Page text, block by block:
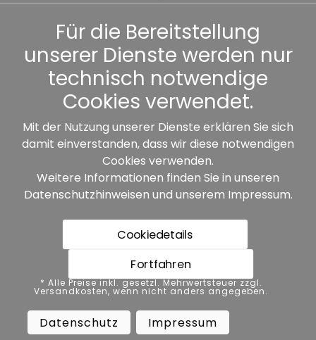
Kennwort vergessen
Sonstiges
Unsere Partner:
* Alle Preise inkl. gesetzl. Mehrwertsteuer zzgl.
Versandkosten, wenn nicht anders angegeben.
Datenschutz Impressum
Für die Bereitstellung
unserer Dienste werden nur
technisch notwendige
Cookies verwendet.
Mit der Nutzung unserer Dienste erklären Sie sich
damit einverstanden, dass wir diese notwendigen
Cookies verwenden.
Weitere Informationen finden Sie in unseren
Datenschutzhinweisen und unserem Impressum.
Cookiedetails
Fortfahren
* Alle Preise inkl. gesetzl. Mehrwertsteuer zzgl.
Versandkosten, wenn nicht anders angegeben.
Datenschutz Impressum